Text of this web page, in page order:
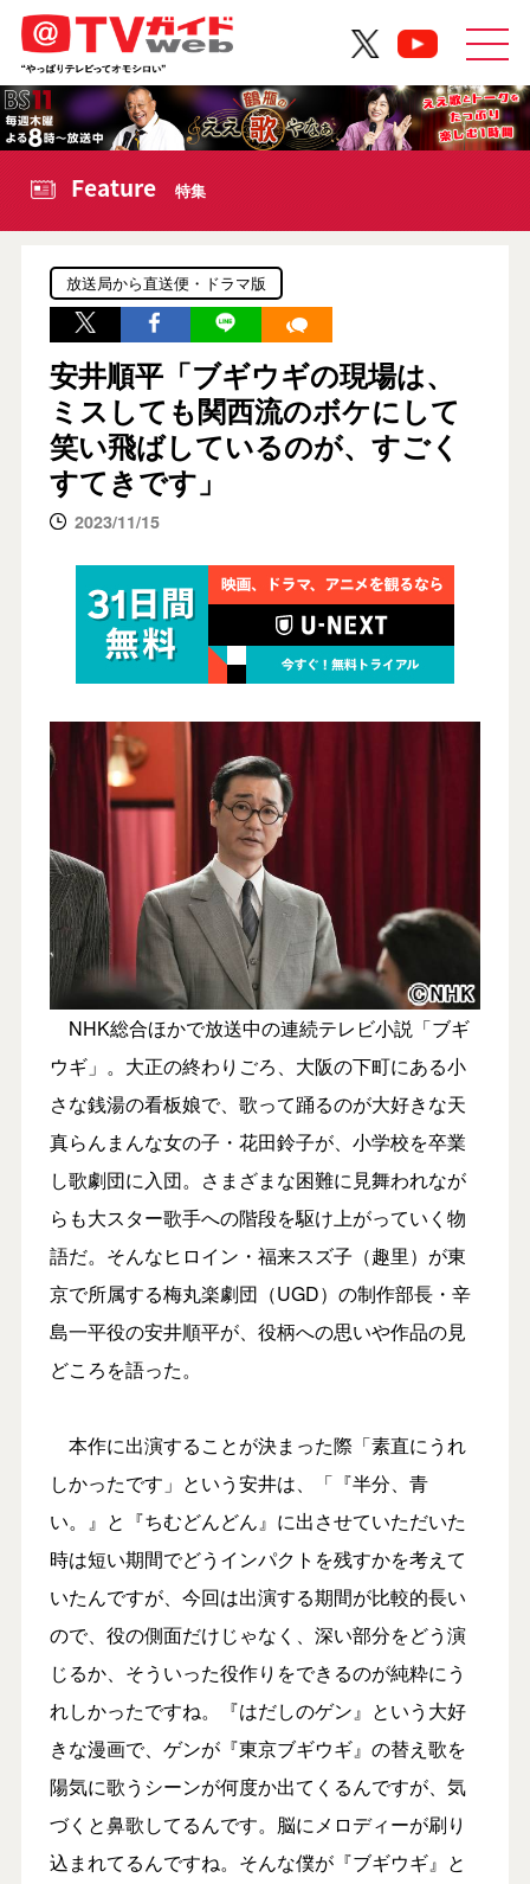
Feature 特集
放送局から直送便・ドラマ版
安井順平「ブギウギの現場は、
ミスしても関西流のボケにして
笑い飛ばしているのが、すごく
すてきです」
2023/11/15
NHK総合ほかで放送中の連続テレビ小説「ブギ
ウギ」。大正の終わりごろ、大阪の下町にある小
さな銭湯の看板娘で、歌って踊るのが大好きな天
真らんまんな女の子・花田鈴子が、小学校を卒業
し歌劇団に入団。さまざまな困難に見舞われなが
らも大スター歌手への階段を駆け上がっていく物
語だ。そんなヒロイン・福来スズ子（趣里）が東
京で所属する梅丸楽劇団（UGD）の制作部長・辛
島一平役の安井順平が、役柄への思いや作品の見
どころを語った。
本作に出演することが決まった際「素直にうれ
しかったです」という安井は、「『半分、青
い。』と『ちむどんどん』に出させていただいた
時は短い期間でどうインパクトを残すかを考えて
いたんですが、今回は出演する期間が比較的長い
ので、役の側面だけじゃなく、深い部分をどう演
じるか、そういった役作りをできるのが純粋にう
れしかったですね。『はだしのゲン』という大好
きな漫画で、ゲンが『東京ブギウギ』の替え歌を
陽気に歌うシーンが何度か出てくるんですが、気
づくと鼻歌してるんです。脳にメロディーが刷り
込まれてるんですね。そんな僕が『ブギウギ』と